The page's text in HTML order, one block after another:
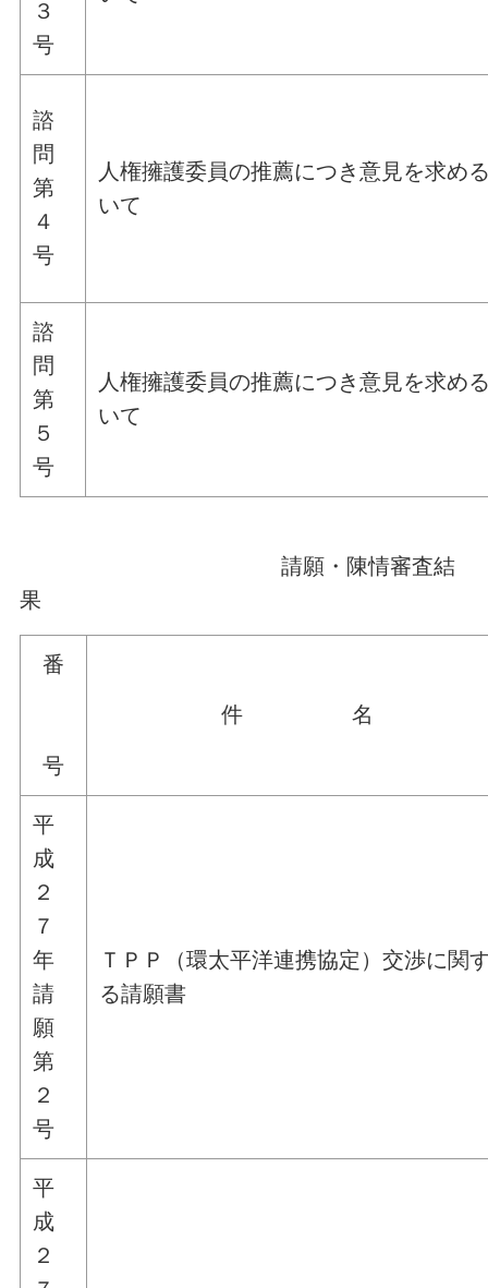
３
号
諮
問
第
４
号
人権擁護委員の推薦につき意見を求め
いて
諮
問
第
５
号
人権擁護委員の推薦につき意見を求め
いて
請願・陳情審査結
果
番
号
件 名
平
成
２
７
年
請
願
第
２
号
ＴＰＰ（環太平洋連携協定）交渉に関
る請願書
平
成
２